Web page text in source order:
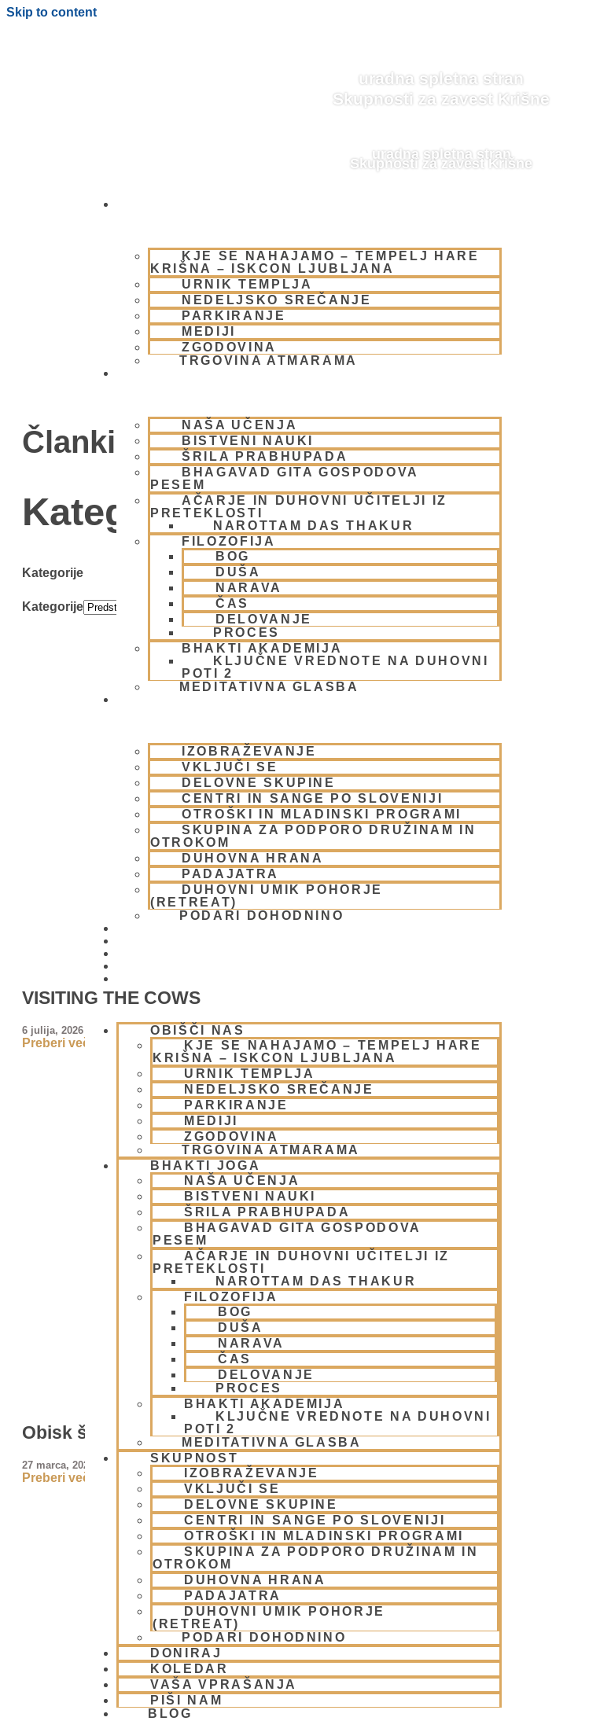
Skip to content
uradna spletna stran
Skupnosti za zavest Krišne
uradna spletna stran
Skupnosti za zavest Krišne
KJE SE NAHAJAMO – TEMPELJ HARE
KRIŠNA – ISKCON LJUBLJANA
URNIK TEMPLJA
NEDELJSKO SREČANJE
PARKIRANJE
MEDIJI
ZGODOVINA
TRGOVINA ATMARAMA
NAŠA UČENJA
BISTVENI NAUKI
ŠRILA PRABHUPADA
BHAGAVAD GITA GOSPODOVA
PESEM
AČARJE IN DUHOVNI UČITELJI IZ
PRETEKLOSTI
NAROTTAM DAS THAKUR
FILOZOFIJA
BOG
DUŠA
NARAVA
ČAS
DELOVANJE
PROCES
BHAKTI AKADEMIJA
KLJUČNE VREDNOTE NA DUHOVNI
POTI 2
MEDITATIVNA GLASBA
IZOBRAŽEVANJE
VKLJUČI SE
DELOVNE SKUPINE
CENTRI IN SANGE PO SLOVENIJI
OTROŠKI IN MLADINSKI PROGRAMI
SKUPINA ZA PODPORO DRUŽINAM IN
OTROKOM
DUHOVNA HRANA
PADAJATRA
DUHOVNI UMIK POHORJE
(RETREAT)
PODARI DOHODNINO
OBIŠČI NAS
KJE SE NAHAJAMO – TEMPELJ HARE
KRIŠNA – ISKCON LJUBLJANA
URNIK TEMPLJA
NEDELJSKO SREČANJE
PARKIRANJE
MEDIJI
ZGODOVINA
TRGOVINA ATMARAMA
BHAKTI JOGA
NAŠA UČENJA
BISTVENI NAUKI
ŠRILA PRABHUPADA
BHAGAVAD GITA GOSPODOVA
PESEM
AČARJE IN DUHOVNI UČITELJI IZ
PRETEKLOSTI
NAROTTAM DAS THAKUR
FILOZOFIJA
BOG
DUŠA
NARAVA
ČAS
DELOVANJE
PROCES
BHAKTI AKADEMIJA
KLJUČNE VREDNOTE NA DUHOVNI
POTI 2
MEDITATIVNA GLASBA
SKUPNOST
IZOBRAŽEVANJE
VKLJUČI SE
DELOVNE SKUPINE
CENTRI IN SANGE PO SLOVENIJI
OTROŠKI IN MLADINSKI PROGRAMI
SKUPINA ZA PODPORO DRUŽINAM IN
OTROKOM
DUHOVNA HRANA
PADAJATRA
DUHOVNI UMIK POHORJE
(RETREAT)
PODARI DOHODNINO
DONIRAJ
KOLEDAR
VAŠA VPRAŠANJA
PIŠI NAM
BLOG
Članki
Kategorija: Predstavitev
Kategorije
Kategorije
VISITING THE COWS
6 julija, 2026
Preberi več »
Obisk študentov Filozofske fakultete
27 marca, 2026
Preberi več »